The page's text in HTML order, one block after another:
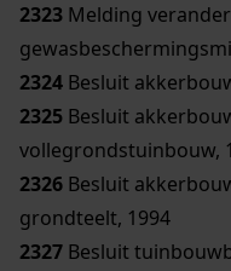
2323 Melding
2324 Besluit
2325 Besluit
vollegrondstuinbouw,
2326 Besluit
grondteelt, 1994
2327 Besluit